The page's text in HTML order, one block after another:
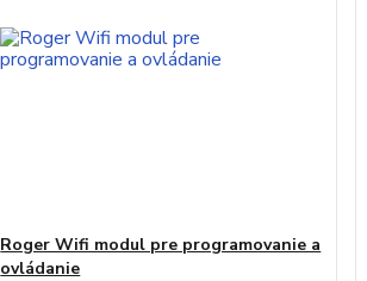
Roger Wifi modul pre programovanie a
ovládanie